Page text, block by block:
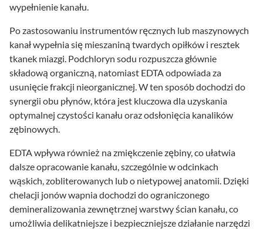
wypełnienie kanału.
Po zastosowaniu instrumentów ręcznych lub maszynowych
kanał wypełnia się mieszaniną twardych opiłków i resztek
tkanek miazgi. Podchloryn sodu rozpuszcza głównie
składową organiczną, natomiast EDTA odpowiada za
usunięcie frakcji nieorganicznej. W ten sposób dochodzi do
synergii obu płynów, która jest kluczowa dla uzyskania
optymalnej czystości kanału oraz odsłonięcia kanalików
zębinowych.
EDTA wpływa również na zmiękczenie zębiny, co ułatwia
dalsze opracowanie kanału, szczególnie w odcinkach
wąskich, zobliterowanych lub o nietypowej anatomii. Dzięki
chelacji jonów wapnia dochodzi do ograniczonego
demineralizowania zewnętrznej warstwy ścian kanału, co
umożliwia delikatniejsze i bezpieczniejsze działanie narzędzi